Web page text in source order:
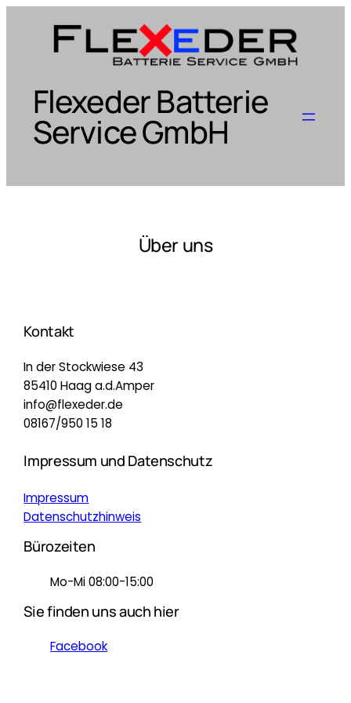
springen
Flexeder Batterie
Service GmbH
Über uns
Kontakt
In der Stockwiese 43
85410 Haag a.d.Amper
info@flexeder.de
08167/950 15 18
Impressum und Datenschutz
Impressum
Datenschutzhinweis
Bürozeiten
Mo-Mi 08:00-15:00
Sie finden uns auch hier
Facebook